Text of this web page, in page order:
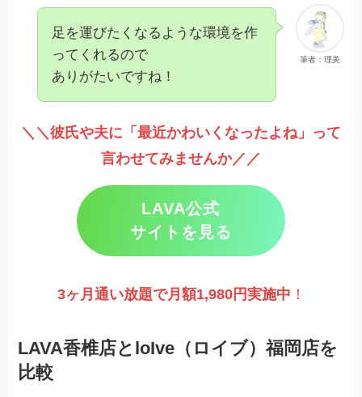
筆者：理美
足を運びたくなるような環境を作
ってくれるので
ありがたいですね！
＼＼彼氏や夫に「最近かわいくなったよね」って
言わせてみませんか／／
LAVA公式
サイトを見る
3ヶ月通い放題で月額1,980円実施中 ！
LAVA香椎店とloIve（ロイブ）福岡店を
比較